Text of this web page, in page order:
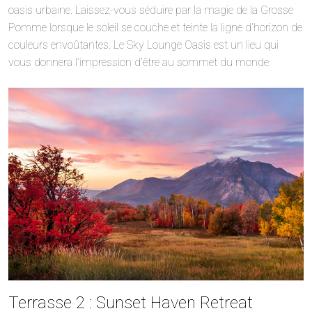
oasis urbaine. Laissez-vous séduire par la magie de la Grosse
Pomme lorsque le soleil se couche et teinte la ligne d’horizon de
couleurs envoûtantes. Le Sky Lounge Oasis est un lieu qui
vous donnera l’impression d’être au sommet du monde.
Terrasse 2 : Sunset Haven Retreat